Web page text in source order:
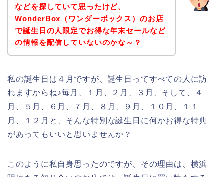
などを探していて思ったけど、
WonderBox（ワンダーボックス）のお店
で誕生日の人限定でお得な年末セールなど
の情報を配信していないのかな～？
私の誕生日は４月ですが、誕生日ってすべての人に訪
れますからね♪毎月、１月、２月、３月、そして、４
月、５月、６月、７月、８月、９月、１０月、１１
月、１２月と、そんな特別な誕生日に何かお得な特典
があってもいいと思いませんか？
このように私自身思ったのですが、その理由は、横浜